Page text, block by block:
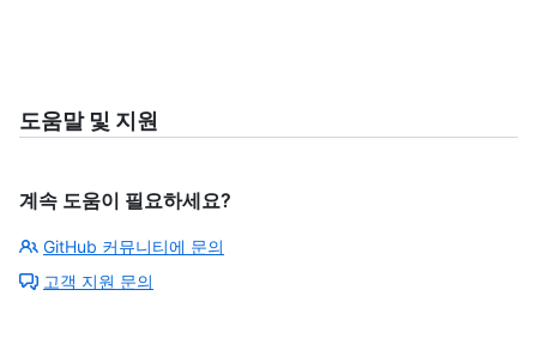
도움말 및 지원
계속 도움이 필요하세요?
GitHub 커뮤니티에 문의
고객 지원 문의